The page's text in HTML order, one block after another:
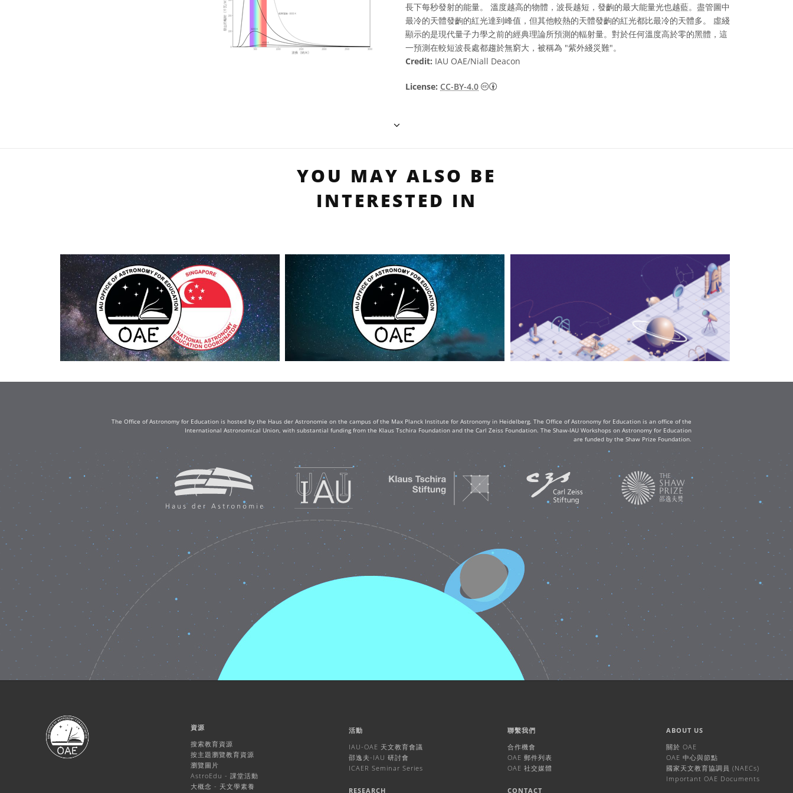
長下每秒發射的能量。 溫度越高的物體，波長越短，發齣的最大能量光也越藍。盡管圖中
最冷的天體發齣的紅光達到峰值，但其他較熱的天體發齣的紅光都比最冷的天體多。 虛綫
顯示的是現代量子力學之前的經典理論所預測的輻射量。對於任何溫度高於零的黑體，這
一預測在較短波長處都趨於無窮大，被稱為 "紫外綫災難"。
Credit: IAU OAE/Niall Deacon
License: CC-BY-4.0 Creative Commons 姓名標示 4.0 國際 (CC BY 4.0) icons
YOU MAY ALSO BE
INTERESTED IN
The Office of Astronomy for Education is hosted by the Haus der Astronomie on the campus of the Max Planck Institute for Astronomy in Heidelberg. The Office of Astronomy for Education is an office of the
International Astronomical Union, with substantial funding from the Klaus Tschira Foundation and the Carl Zeiss Foundation. The Shaw-IAU Workshops on Astronomy for Education
are funded by the Shaw Prize Foundation.
資源
搜索教育資源
按主題瀏覽教育資源
瀏覽圖片
AstroEdu - 課堂活動
大概念 - 天文學素養
活動
IAU-OAE 天文教育會議
邵逸夫-IAU 研討會
ICAER Seminar Series
RESEARCH
聯繫我們
合作機會
OAE 郵件列表
OAE 社交媒體
CONTACT
ABOUT US
關於 OAE
OAE 中心與節點
國家天文教育協調員 (NAECs)
Important OAE Documents